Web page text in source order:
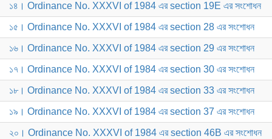
১৪। Ordinance No. XXXVI of 1984 এর section 19E এর সংশোধন
১৫। Ordinance No. XXXVI of 1984 এর section 28 এর সংশোধন
১৬। Ordinance No. XXXVI of 1984 এর section 29 এর সংশোধন
১৭। Ordinance No. XXXVI of 1984 এর section 30 এর সংশোধন
১৮। Ordinance No. XXXVI of 1984 এর section 33 এর সংশোধন
১৯। Ordinance No. XXXVI of 1984 এর section 37 এর সংশোধন
২০। Ordinance No. XXXVI of 1984 এর section 46B এর সংশোধন